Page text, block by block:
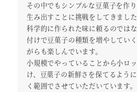
その中でもシンプルな豆菓子を作
生み出すことに挑戦をしてきました
科学的に作られた味に頼るのでは
付けで豆菓子の種類を増やしてい
がらも楽しんでいます。
小規模でやっていることから小ロ
け、豆菓子の新鮮さを保てるよう
く範囲でさせていただいています。